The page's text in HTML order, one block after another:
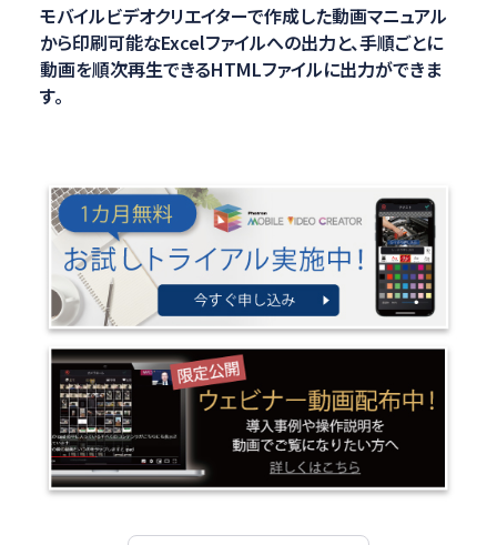
モバイルビデオクリエイターで作成した動画マニュアル
から印刷可能なExcelファイルへの出力と、手順ごとに
動画を順次再生できるHTMLファイルに出力ができま
す。